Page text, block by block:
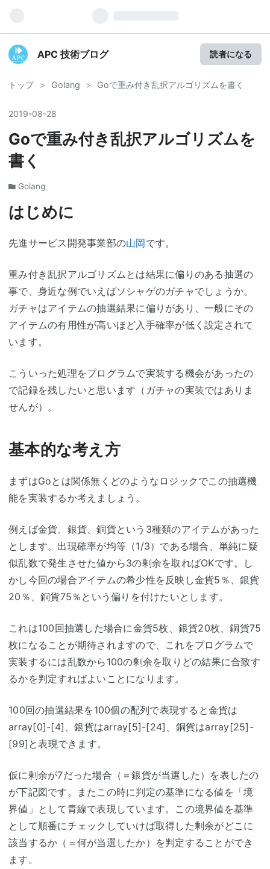
APC 技術ブログ 読者になる
トップ > Golang > Goで重み付き乱択アルゴリズムを書く
2019-08-28
Goで重み付き乱択アルゴリズムを
書く
Golang
はじめに
先進サービス開発事業部の山岡です。
重み付き乱択アルゴリズムとは結果に偏りのある抽選の
事で、身近な例でいえばソシャゲのガチャでしょうか。
ガチャはアイテムの抽選結果に偏りがあり、一般にその
アイテムの有用性が高いほど入手確率が低く設定されて
います。
こういった処理をプログラムで実装する機会があったの
で記録を残したいと思います（ガチャの実装ではありま
せんが）。
基本的な考え方
まずはGoとは関係無くどのようなロジックでこの抽選機
能を実装するか考えましょう。
例えば金貨、銀貨、銅貨という3種類のアイテムがあった
とします。出現確率が均等（1/3）である場合、単純に疑
似乱数で発生させた値から3の剰余を取ればOKです。し
かし今回の場合アイテムの希少性を反映し金貨5％、銀貨
20％、銅貨75％という偏りを付けたいとします。
これは100回抽選した場合に金貨5枚、銀貨20枚、銅貨75
枚になることが期待されますので、これをプログラムで
実装するには乱数から100の剰余を取りどの結果に合致す
るかを判定すればよいことになります。
100回の抽選結果を100個の配列で表現すると金貨は
array[0]-[4]、銀貨はarray[5]-[24]、銅貨はarray[25]-
[99]と表現できます。
仮に剰余が7だった場合（＝銀貨が当選した）を表したの
が下記図です。またこの時に判定の基準になる値を「境
界値」として青線で表現しています。この境界値を基準
として順番にチェックしていけば取得した剰余がどこに
該当するか（＝何が当選したか）を判定することができ
ます。